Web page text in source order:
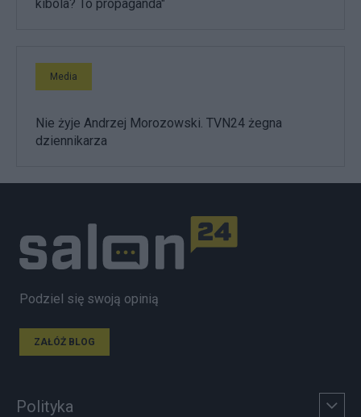
kibola? To propaganda"
Media
Nie żyje Andrzej Morozowski. TVN24 żegna
dziennikarza
Podziel się swoją opinią
ZAŁÓŻ BLOG
Polityka